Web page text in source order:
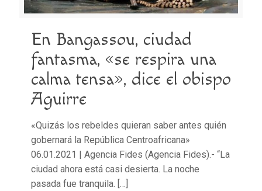
En Bangassou, ciudad
fantasma, «se respira una
calma tensa», dice el obispo
Aguirre
«Quizás los rebeldes quieran saber antes quién
gobernará la República Centroafricana»
06.01.2021 | Agencia Fides (Agencia Fides).- “La
ciudad ahora está casi desierta. La noche
pasada fue tranquila. […]